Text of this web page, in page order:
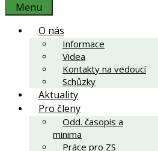
Menu
O nás
Informace
Videa
Kontakty na vedoucí
Schůzky
Aktuality
Pro členy
Odd. časopis a
minima
Práce pro ZS